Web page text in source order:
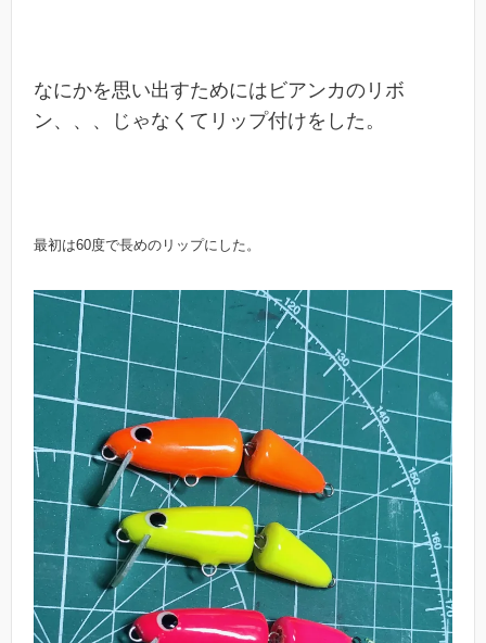
なにかを思い出すためにはビアンカのリボ
ン、、、じゃなくてリップ付けをした。
最初は60度で長めのリップにした。